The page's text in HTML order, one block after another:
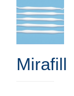
Mirafill